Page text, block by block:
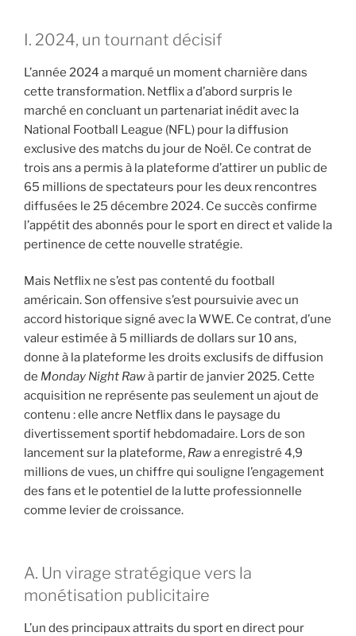
I. 2024, un tournant décisif
L’année 2024 a marqué un moment charnière dans
cette transformation. Netflix a d’abord surpris le
marché en concluant un partenariat inédit avec la
National Football League (NFL) pour la diffusion
exclusive des matchs du jour de Noël. Ce contrat de
trois ans a permis à la plateforme d’attirer un public de
65 millions de spectateurs pour les deux rencontres
diffusées le 25 décembre 2024. Ce succès confirme
l’appétit des abonnés pour le sport en direct et valide la
pertinence de cette nouvelle stratégie.
Mais Netflix ne s’est pas contenté du football
américain. Son offensive s’est poursuivie avec un
accord historique signé avec la WWE. Ce contrat, d’une
valeur estimée à 5 milliards de dollars sur 10 ans,
donne à la plateforme les droits exclusifs de diffusion
de Monday Night Rawà partir de janvier 2025. Cette
acquisition ne représente pas seulement un ajout de
contenu : elle ancre Netflix dans le paysage du
divertissement sportif hebdomadaire. Lors de son
lancement sur la plateforme, Rawa enregistré 4,9
millions de vues, un chiffre qui souligne l’engagement
des fans et le potentiel de la lutte professionnelle
comme levier de croissance.
A. Un virage stratégique vers la
monétisation publicitaire
L’un des principaux attraits du sport en direct pour